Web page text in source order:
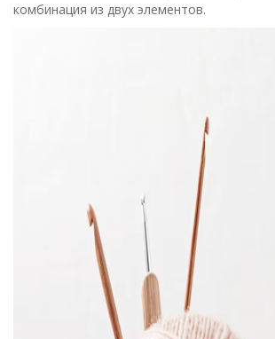
комбинация из двух элементов.